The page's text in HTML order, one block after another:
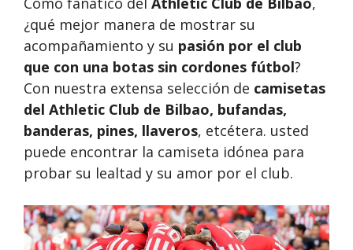
¿qué mejor manera de mostrar su
acompañamiento y su pasión por el club
que con una botas sin cordones fútbol?
Con nuestra extensa selección de camisetas
del Athletic Club de Bilbao, bufandas,
banderas, pines, llaveros, etcétera. usted
puede encontrar la camiseta idónea para
probar su lealtad y su amor por el club.